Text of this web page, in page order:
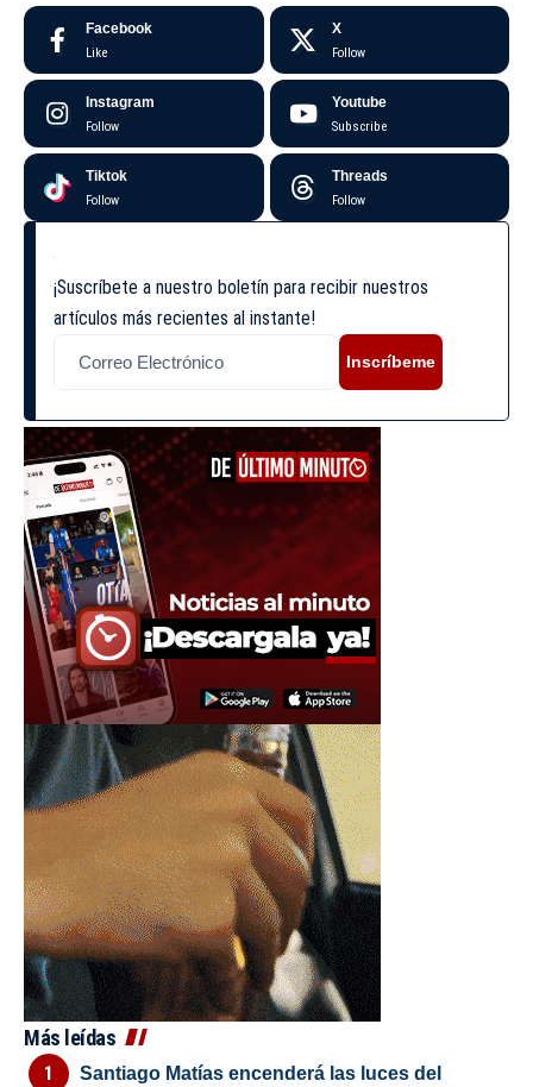
Facebook
Like
X
Follow
Instagram
Follow
Youtube
Subscribe
Tiktok
Follow
Threads
Follow
¡Suscríbete a nuestro boletín para recibir nuestros
artículos más recientes al instante!
Inscríbeme
Más leídas
Santiago Matías encenderá las luces del